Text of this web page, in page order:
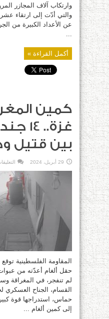
وارتكاب آلاف المجازر
والتي أدّت إلى ارتقاء
عن الأعداد الكبيرة من
...
أكمل القراءة »
كمين
غزة..
بين قتيل
29 أبريل، 2024
المقاومة الفلسطينية
حقل ألغام أعدّته من
لم تنفجر، في المغراقة
القسام، الجناح العسكري
حماس، استدراجها قوة
إلى كمين ألغام ...